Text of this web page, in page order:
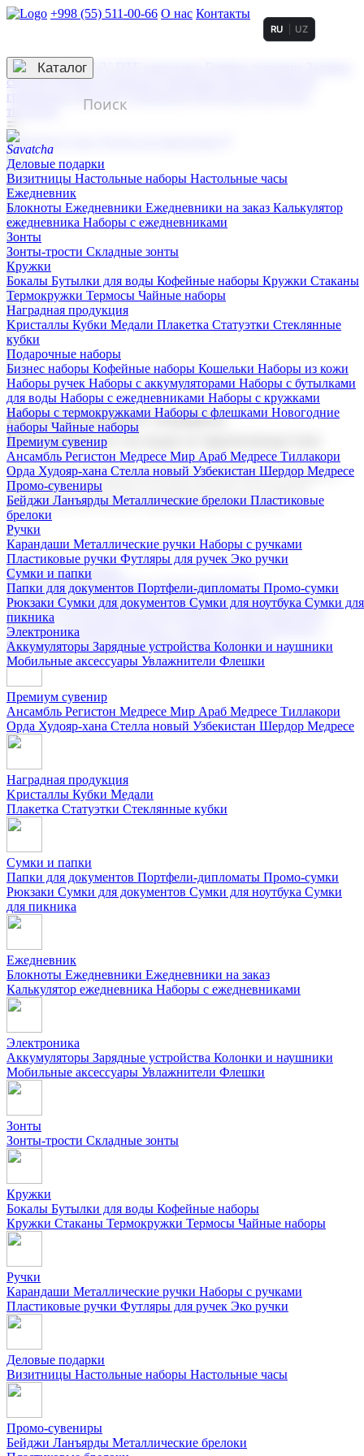
+998 (55) 511-00-66 О нас Контакты
3D гравировка
смолой (Doming)
гравировка твердая
тиснение
RU UZ
☰
Контакты
Каталог
Деловые подарки
Визитницы Настольные наборы Настольные часы
Ежедневник
Блокноты Ежедневники Ежедневники на заказ Калькулятор
ежедневника Наборы с ежедневниками
Зонты
Зонты-трости Складные зонты
Кружки
Бокалы Бутылки для воды Кофейные наборы Кружки Стаканы
Термокружки Термосы Чайные наборы
Наградная продукция
Kристаллы Кубки Медали Плакетка Статуэтки Стеклянные
кубки
Подарочные наборы
Бизнес наборы Кофейные наборы Кошельки Наборы из кожи
Наборы ручек Наборы с аккумуляторами Наборы с бутылками
для воды Наборы с ежедневниками Наборы с кружками
Наборы с термокружками Наборы с флешками Новогодние
наборы Чайные наборы
Премиум сувенир
Ансамбль Регистон Медресе Мир Араб Медресе Тиллакори
Орда Худояр-хана Стелла новый Узбекистан Шердор Медресе
Промо-сувениры
Бейджи Ланъярды Металлические брелоки Пластиковые
брелоки
Ручки
Карандаши Металлические ручки Наборы с ручками
Пластиковые ручки Футляры для ручек Эко ручки
Сумки и папки
Папки для документов Портфели-дипломаты Промо-сумки
Рюкзаки Сумки для документов Сумки для ноутбука Сумки для
пикника
Электроника
Аккумуляторы Зарядные устройства Колонки и наушники
Мобильные аксессуары Увлажнители Флешки
Корпоративные подарки
Поставка со склада и производство
Мы предлагаем широкий выбор корпоративных подарков и
сувениров с логотипом. В нашем каталоге вы найдете
продукцию для бизнеса, мероприятия и клиентов.
Подарочные наборы
Бизнес наборыКофейные наборы Кошельки
Наборы из кожиНаборы ручекНаборы с аккумуляторами
Наборы с бутылками для воды
Наборы с ежедневниками
Наборы с кружками
флешкамиНовогодние наборыЧайные наборы
Премиум сувенир
Ансамбль Регистон Медресе Мир Араб Медресе Тиллакори
Орда Худояр-хана Стелла новый Узбекистан Шердор Медресе
Наградная продукция
Kристаллы Кубки Медали
Плакетка Статуэтки Стеклянные кубки
Сумки и папки
Папки для документов Портфели-дипломаты Промо-сумки
Рюкзаки Сумки для документов Сумки для ноутбука Сумки
для пикника
Ежедневник
Блокноты Ежедневники Ежедневники на заказ
Калькулятор ежедневника Наборы с ежедневниками
Электроника
Аккумуляторы Зарядные устройства Колонки и наушники
Мобильные аксессуары Увлажнители Флешки
Зонты
Зонты-трости Складные зонты
Кружки
Бокалы Бутылки для воды Кофейные наборы
Кружки Стаканы Термокружки Термосы Чайные наборы
Ручки
Карандаши Металлические ручки Наборы с ручками
Пластиковые ручки Футляры для ручек Эко ручки
Деловые подарки
Визитницы Настольные наборы Настольные часы
Промо-сувениры
Бейджи Ланъярды Металлические брелоки